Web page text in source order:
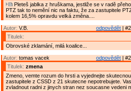
Pleteš jablka z hruškama, jestliže se v radě
PTZ tak to nemění nic na faktu, že za zastupitele
kolem 16,5% opravdu velká změna....
odpovědět |
Autor: V.B.
Titulek:
Obrovské zklamání, milá koalice...
odpovědět |
Autor: tomas vacek
Titulek: zmena
Zmeno, vemte rozum do hrsti a vyjednejte
zastupitele z CSSD z 21 skutecne nepotrebujete.
zvladnout radni z jinych stran nez soucasne vedeni